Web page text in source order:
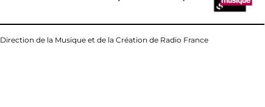
Direction de la Musique et de la Création de Radio France